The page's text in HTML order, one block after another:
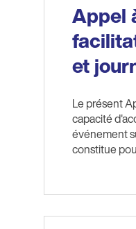
Appel
et
Le présent
capacité
événement
constitue